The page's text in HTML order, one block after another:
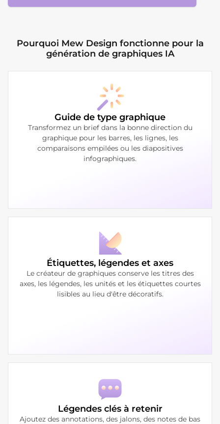
Pourquoi Mew Design fonctionne pour la
génération de graphiques IA
Guide de type graphique
Transformez un brief dans la bonne direction du
graphique pour les barres, les lignes, les
comparaisons empilées ou les diapositives
infographiques.
Étiquettes, légendes et axes
Le créateur de graphiques conserve les titres des
axes, les légendes, les unités et les étiquettes courtes
lisibles au lieu d'être décoratifs.
Légendes clés à retenir
Ajoutez des annotations, des jalons, des notes de bas